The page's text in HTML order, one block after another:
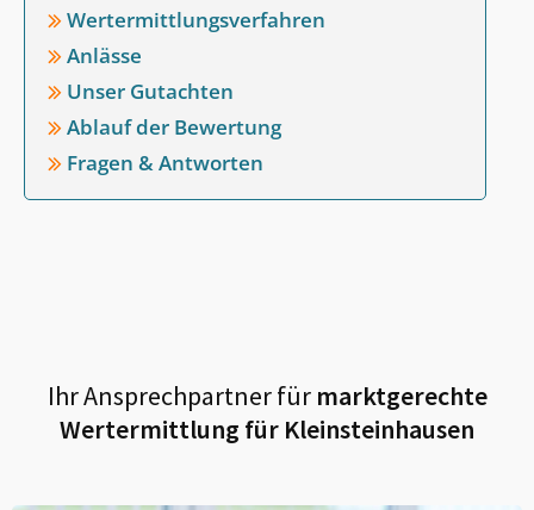
Wertermittlungsverfahren
Anlässe
Unser Gutachten
Ablauf der Bewertung
Fragen & Antworten
Ihr Ansprechpartner fürmarktgerechte
Wertermittlung für Kleinsteinhausen